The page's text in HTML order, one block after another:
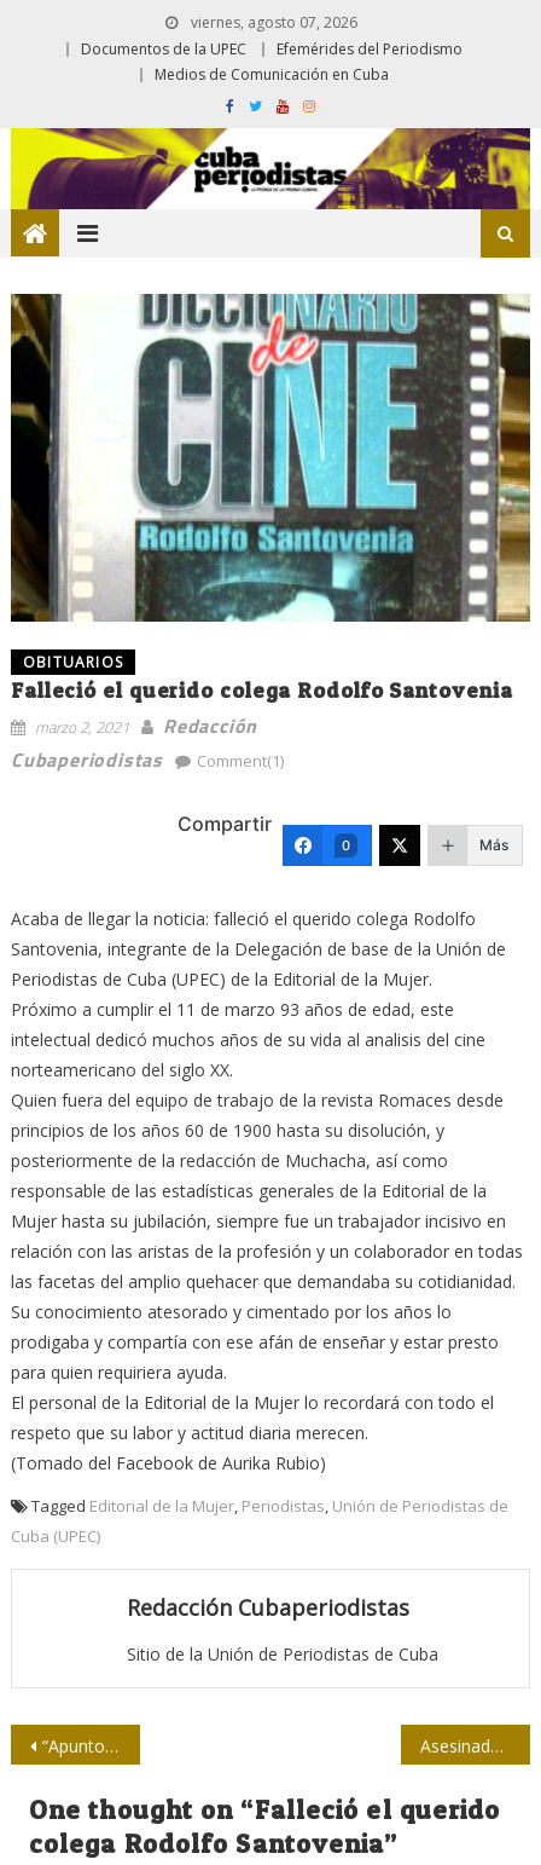
viernes, agosto 07, 2026
Documentos de la UPEC
Efemérides del Periodismo
Medios de Comunicación en Cuba
OBITUARIOS
Falleció el querido colega Rodolfo Santovenia
marzo 2, 2021
Redacción
Cubaperiodistas
Comment(1)
Compartir
0 Más
Acaba de llegar la noticia: falleció el querido colega Rodolfo
Santovenia, integrante de la Delegación de base de la Unión de
Periodistas de Cuba (UPEC) de la Editorial de la Mujer.
Próximo a cumplir el 11 de marzo 93 años de edad, este
intelectual dedicó muchos años de su vida al analisis del cine
norteamericano del siglo XX.
Quien fuera del equipo de trabajo de la revista Romaces desde
principios de los años 60 de 1900 hasta su disolución, y
posteriormente de la redacción de Muchacha, así como
responsable de las estadísticas generales de la Editorial de la
Mujer hasta su jubilación, siempre fue un trabajador incisivo en
relación con las aristas de la profesión y un colaborador en todas
las facetas del amplio quehacer que demandaba su cotidianidad.
Su conocimiento atesorado y cimentado por los años lo
prodigaba y compartía con ese afán de enseñar y estar presto
para quien requiriera ayuda.
El personal de la Editorial de la Mujer lo recordará con todo el
respeto que su labor y actitud diaria merecen.
(Tomado del Facebook de Aurika Rubio)
Tagged Editorial de la Mujer, Periodistas Unión de Periodistas de
Cuba (UPEC)
Redacción Cubaperiodistas
Sitio de la Unión de Periodistas de Cuba
Navegación
de
entradas
“Apunto 2021”: Una reflexión sobre el periodismo en tiempos de pandemia Asesinadas a tiros tres presentadoras de televisión en Afganistán
One thought on “Falleció el querido
colega Rodolfo Santovenia”